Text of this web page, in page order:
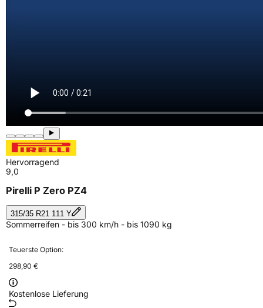
Hervorragend
9,0
Pirelli P Zero PZ4
315/35 R21 111 Y
Sommerreifen - bis 300 km/h - bis 1090 kg
Teuerste Option:
298,90 €
Kostenlose Lieferung